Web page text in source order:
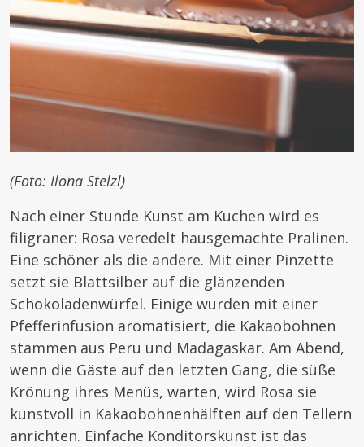
(Foto: Ilona Stelzl)
Nach einer Stunde Kunst am Kuchen wird es
filigraner: Rosa veredelt hausgemachte Pralinen.
Eine schöner als die andere. Mit einer Pinzette
setzt sie Blattsilber auf die glänzenden
Schokoladenwürfel. Einige wurden mit einer
Pfefferinfusion aromatisiert, die Kakaobohnen
stammen aus Peru und Madagaskar. Am Abend,
wenn die Gäste auf den letzten Gang, die süße
Krönung ihres Menüs, warten, wird Rosa sie
kunstvoll in Kakaobohnenhälften auf den Tellern
anrichten. Einfache Konditorskunst ist das